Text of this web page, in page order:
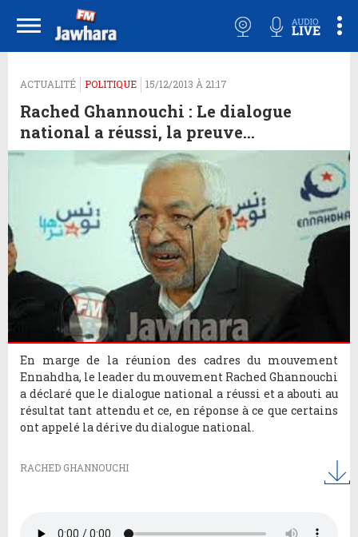
En marge de la réunion des cadres du mouvement Ennahdha,
le leader du mouvement Rached Ghannouchi a déclaré que le
dialogue national a réussi et a abouti au résultat tant attendu et
ce, en réponse à ce que certains ont appelé la dérive du
ACTUALITÉ POLITIQUE 15/12/2013 À 21:17
Rached Ghannouchi : Le dialogue
national a réussi, la preuve...
En marge de la réunion des cadres du mouvement
Ennahdha, le leader du mouvement Rached Ghannouchi
a déclaré que le dialogue national a réussi et a abouti au
résultat tant attendu et ce, en réponse à ce que certains
ont appelé la dérive du dialogue national.
RACHED GHANNOUCHI